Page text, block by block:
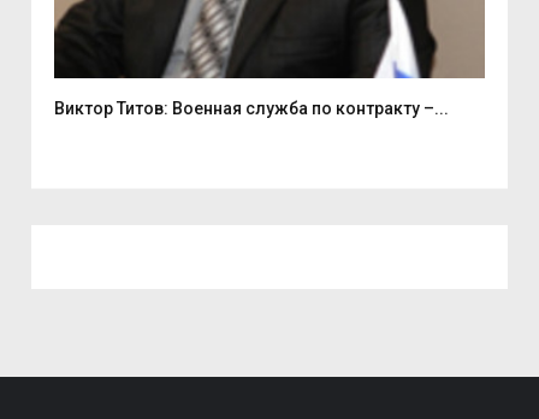
Виктор Титов: Военная служба по контракту –...